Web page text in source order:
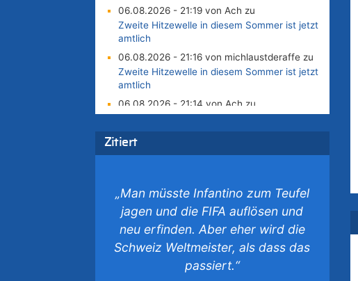
06.08.2026 - 21:19 von Ach zu
Zweite Hitzewelle in diesem Sommer ist jetzt
amtlich
06.08.2026 - 21:16 von michlaustderaffe zu
Zweite Hitzewelle in diesem Sommer ist jetzt
amtlich
06.08.2026 - 21:14 von Ach zu
Pferdesports – Belgien setzt bei Reit-WM auf
starke Springreiter
wie noch nie
06.08.2026 - 20:35 von Wolfgang2 zu
Zurück an den Rhein: Hendrich wechselt
zum 1. FC Köln
06.08.2026 - 20:16 von Panda46 zu
AS Eupen: „Keiner weiß, wohin die Reise
Zitiert
„Man müsste Infantino zum Teufel
jagen und die FIFA auflösen und
neu erfinden. Aber eher wird die
Schweiz Weltmeister, als dass das
passiert.“